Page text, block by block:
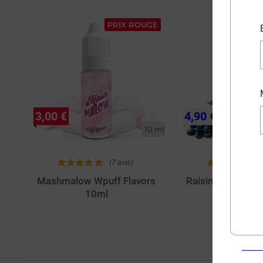
PRIX ROUGE
10 ml
(7 avis)
Mashmalow Wpuff Flavors
10ml
3,00 €
Raisin Glacé
4,90 €